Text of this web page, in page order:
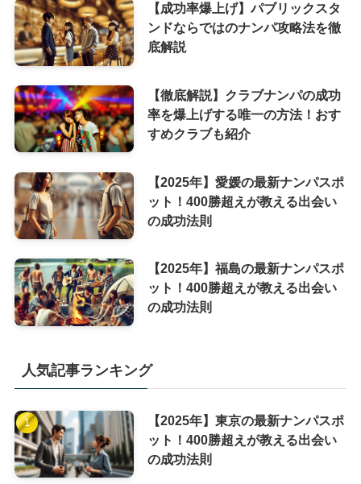
【成功率爆上げ】パブリックスタ
ンドならではのナンパ攻略法を徹
底解説
【徹底解説】クラブナンパの成功
率を爆上げする唯一の方法！おす
すめクラブも紹介
【2025年】愛媛の最新ナンパスポ
ット！400勝超えが教える出会い
の成功法則
【2025年】福島の最新ナンパスポ
ット！400勝超えが教える出会い
の成功法則
人気記事ランキング
【2025年】東京の最新ナンパスポ
ット！400勝超えが教える出会い
の成功法則